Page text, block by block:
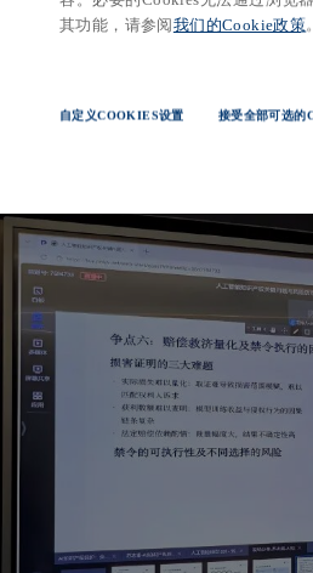
及防范路径，提出法务介入应前移至
其功能，请参阅我们的Cookie政策。
自定义COOKIES设置 接受全部可选的